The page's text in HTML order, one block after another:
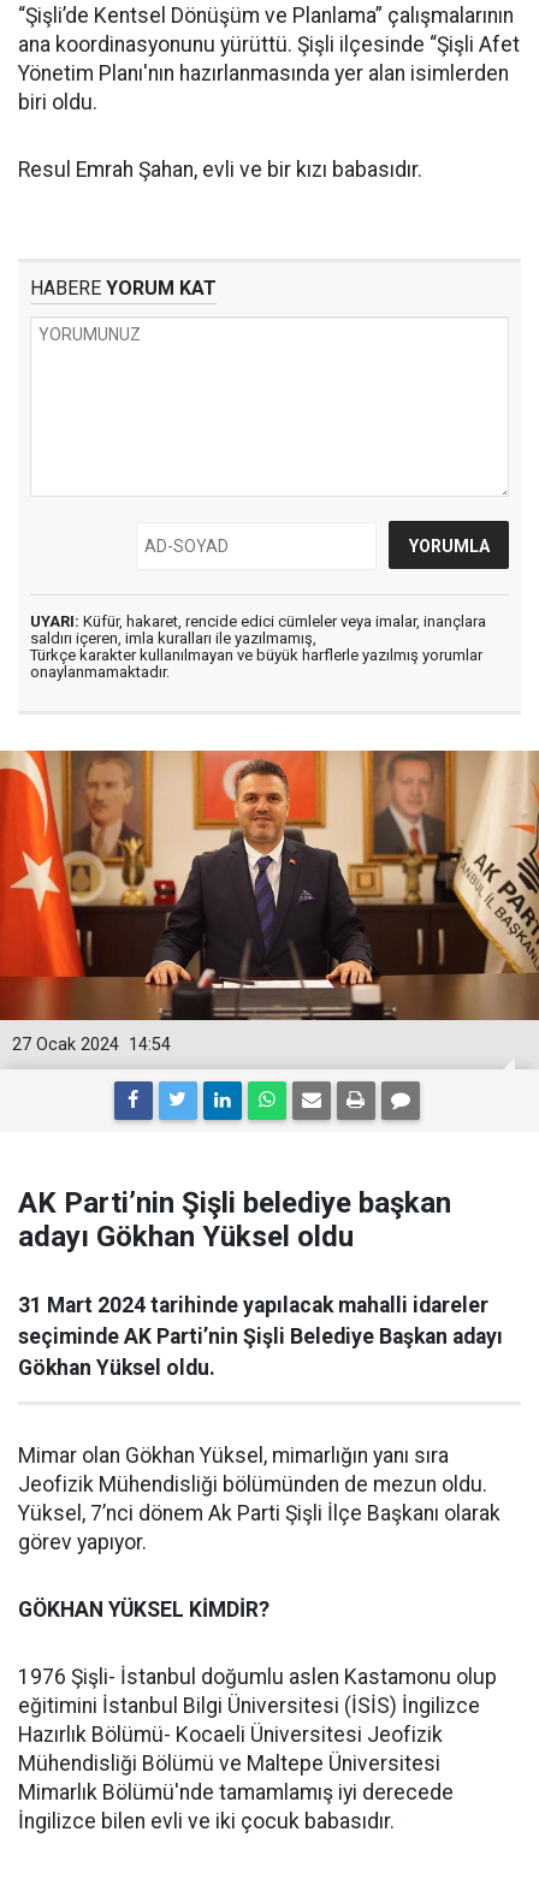
“Şişli’de Kentsel Dönüşüm ve Planlama” çalışmalarının
ana koordinasyonunu yürüttü. Şişli ilçesinde “Şişli Afet
Yönetim Planı'nın hazırlanmasında yer alan isimlerden
biri oldu.
Resul Emrah Şahan, evli ve bir kızı babasıdır.
HABERE YORUM KAT
UYARI: Küfür, hakaret, rencide edici cümleler veya imalar, inançlara
saldırı içeren, imla kuralları ile yazılmamış,
Türkçe karakter kullanılmayan ve büyük harflerle yazılmış yorumlar
onaylanmamaktadır.
14:54
27 Ocak 2024
AK Parti’nin Şişli belediye başkan
adayı Gökhan Yüksel oldu
31 Mart 2024 tarihinde yapılacak mahalli idareler
seçiminde AK Parti’nin Şişli Belediye Başkan adayı
Gökhan Yüksel oldu.
Mimar olan Gökhan Yüksel, mimarlığın yanı sıra
Jeofizik Mühendisliği bölümünden de mezun oldu.
Yüksel, 7’nci dönem Ak Parti Şişli İlçe Başkanı olarak
görev yapıyor.
GÖKHAN YÜKSEL KİMDİR?
1976 Şişli- İstanbul doğumlu aslen Kastamonu olup
eğitimini İstanbul Bilgi Üniversitesi (İSİS) İngilizce
Hazırlık Bölümü- Kocaeli Üniversitesi Jeofizik
Mühendisliği Bölümü ve Maltepe Üniversitesi
Mimarlık Bölümü'nde tamamlamış iyi derecede
İngilizce bilen evli ve iki çocuk babasıdır.